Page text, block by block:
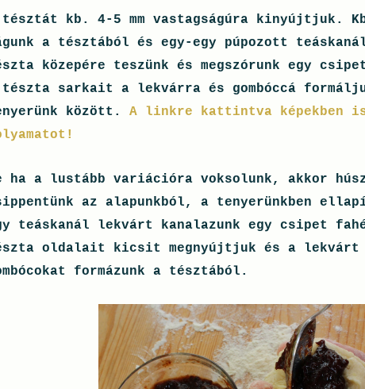
tésztát kb. 4-5 mm vastagságúra kinyújtjuk.
a tésztából és egy-egy púpozott
közepére teszünk és megszórunk egy
sarkait a lekvárra és gombóccá
között. A linkre kattintva képekben
ha a lustább variációra voksolunk, akkor
az alapunkból, a tenyerünkben
teáskanál lekvárt kanalazunk egy csipet
oldalait kicsit megnyújtjuk és a lekvárt
formázunk a tésztából.